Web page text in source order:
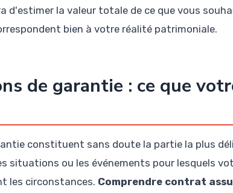
d'estimer la valeur totale de ce que vous
bien à votre réalité patrimoniale.
de garantie : ce que
constituent sans doute la partie la plus
situations ou les événements pour lesquels
les circonstances. Comprendre contrat